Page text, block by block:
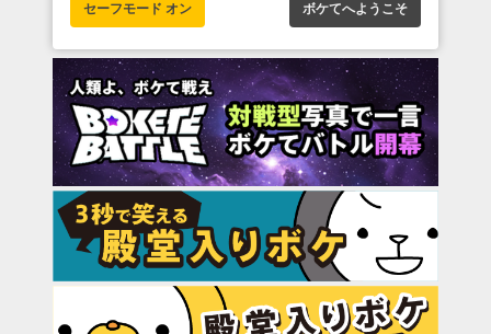
セーフモード オン ボケてへようこそ